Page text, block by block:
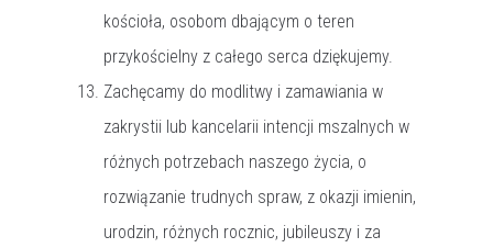
kościoła, osobom dbającym o teren
przykościelny z całego serca dziękujemy.
Zachęcamy do modlitwy i zamawiania w
zakrystii lub kancelarii intencji mszalnych w
różnych potrzebach naszego życia, o
rozwiązanie trudnych spraw, z okazji imienin,
urodzin, różnych rocznic, jubileuszy i za